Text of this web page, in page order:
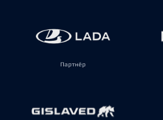
Партнёр